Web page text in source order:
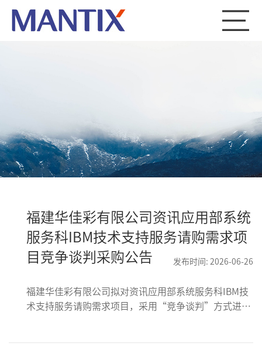
福建华佳彩有限公司资讯应用部系统
服务科IBM技术支持服务请购需求项
目竞争谈判采购公告
发布时间: 2026-06-26
福建华佳彩有限公司拟对资讯应用部系统服务科IBM技
术支持服务请购需求项目，采用“竞争谈判”方式进行